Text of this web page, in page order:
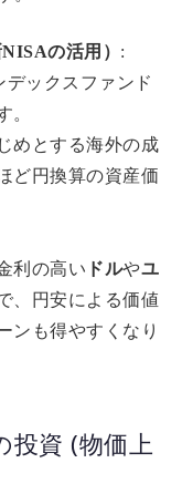
の活用） :
デックスファンド
。
めとする海外の成
ど円換算の資産価
利の高い ドルやユ
、円安による価値
ンも得やすくなり
投資 (物価上